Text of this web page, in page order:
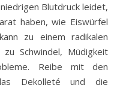
Blutdruck leidet,
haben, wie Eiswürfel
zu einem radikalen
Schwindel, Müdigkeit
Reibe mit den
Dekolleté und die